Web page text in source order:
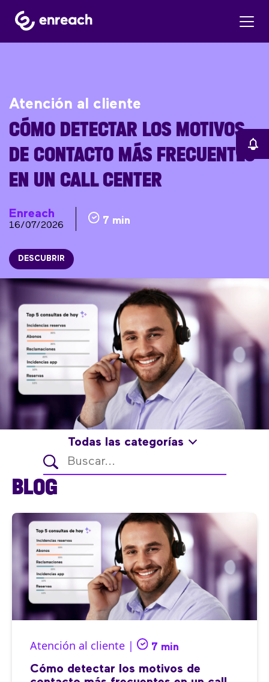
Atención al cliente
CÓMO DETECTAR LOS MOTIVOS
DE CONTACTO MÁS FRECUENTES
EN UN CALL CENTER
Enreach
16/07/2026 7 min
DESCUBRIR
Todas las categorías
BLOG
Atención al cliente | 7 min
Cómo detectar los motivos de